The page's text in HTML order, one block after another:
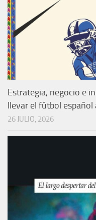
Estrategia, negocio e
llevar el fútbol español
26 JULIO, 2026